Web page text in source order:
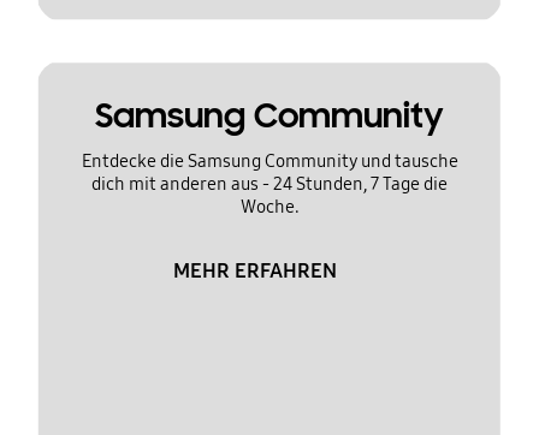
Samsung Community
Entdecke die Samsung Community und tausche
dich mit anderen aus - 24 Stunden, 7 Tage die
Woche.
MEHR ERFAHREN